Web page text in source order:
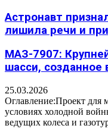
Астронавт
лишила речи и
МАЗ-7907:
шасси, созданное
25.03.2026
Оглавление:Проект для
условиях холодной
ведущих колеса и